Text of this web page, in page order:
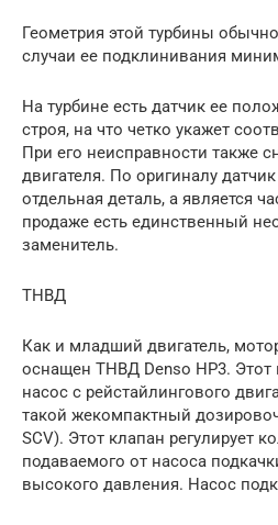
Геометрия этой турбины
случаи ее подклинивания
На турбине есть датчик ее
строя, на что четко укажет
При его неисправности также
двигателя. По оригиналу
отдельная деталь, а является
продаже есть единственный
заменитель.
ТНВД
Как и младший двигатель,
оснащен ТНВД Denso HP3. Этот
насос с рейстайлингового
такой жекомпактный
SCV). Этот клапан регулирует
подаваемого от насоса
высокого давления. Насос